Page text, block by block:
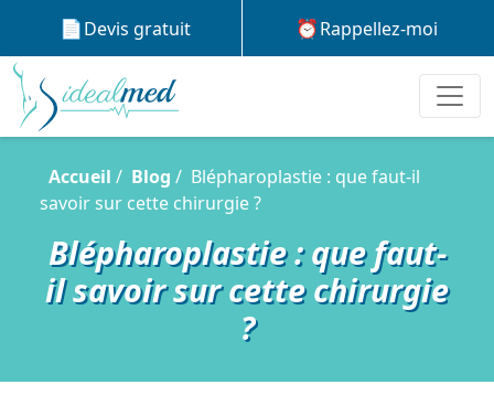
Devis gratuit Rappellez-moi
Accueil Blog
Blépharoplastie : que faut-il
savoir sur cette chirurgie ?
Blépharoplastie : que faut-
il savoir sur cette chirurgie
?